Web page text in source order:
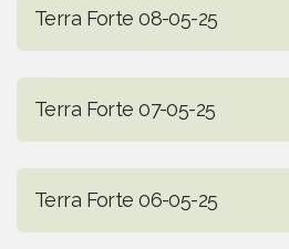
Terra Forte 08-05-25
Terra Forte 07-05-25
Terra Forte 06-05-25